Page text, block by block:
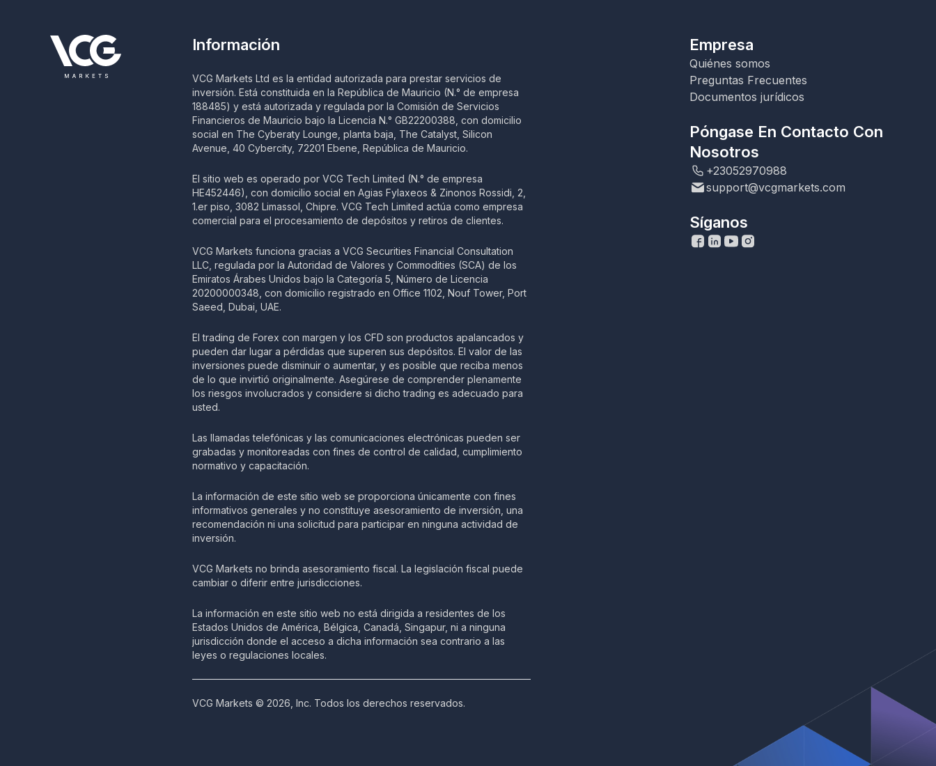
Información
VCG Markets Ltd es la entidad autorizada para prestar servicios de
inversión. Está constituida en la República de Mauricio (N.° de empresa
188485) y está autorizada y regulada por la Comisión de Servicios
Financieros de Mauricio bajo la Licencia N.° GB22200388, con domicilio
social en The Cyberaty Lounge, planta baja, The Catalyst, Silicon
Avenue, 40 Cybercity, 72201 Ebene, República de Mauricio.
El sitio web es operado por VCG Tech Limited (N.° de empresa
HE452446), con domicilio social en Agias Fylaxeos & Zinonos Rossidi, 2,
1.er piso, 3082 Limassol, Chipre. VCG Tech Limited actúa como empresa
comercial para el procesamiento de depósitos y retiros de clientes.
VCG Markets funciona gracias a VCG Securities Financial Consultation
LLC, regulada por la Autoridad de Valores y Commodities (SCA) de los
Emiratos Árabes Unidos bajo la Categoría 5, Número de Licencia
20200000348, con domicilio registrado en Office 1102, Nouf Tower, Port
Saeed, Dubai, UAE.
El trading de Forex con margen y los CFD son productos apalancados y
pueden dar lugar a pérdidas que superen sus depósitos. El valor de las
inversiones puede disminuir o aumentar, y es posible que reciba menos
de lo que invirtió originalmente. Asegúrese de comprender plenamente
los riesgos involucrados y considere si dicho trading es adecuado para
usted.
Las llamadas telefónicas y las comunicaciones electrónicas pueden ser
grabadas y monitoreadas con fines de control de calidad, cumplimiento
normativo y capacitación.
La información de este sitio web se proporciona únicamente con fines
informativos generales y no constituye asesoramiento de inversión, una
recomendación ni una solicitud para participar en ninguna actividad de
inversión.
VCG Markets no brinda asesoramiento fiscal. La legislación fiscal puede
cambiar o diferir entre jurisdicciones.
La información en este sitio web no está dirigida a residentes de los
Estados Unidos de América, Bélgica, Canadá, Singapur, ni a ninguna
jurisdicción donde el acceso a dicha información sea contrario a las
leyes o regulaciones locales.
VCG Markets © 2026, Inc. Todos los derechos reservados.
Empresa
Quiénes somos
Preguntas Frecuentes
Documentos jurídicos
Póngase En Contacto Con
Nosotros
+23052970988
support@vcgmarkets.com
Síganos